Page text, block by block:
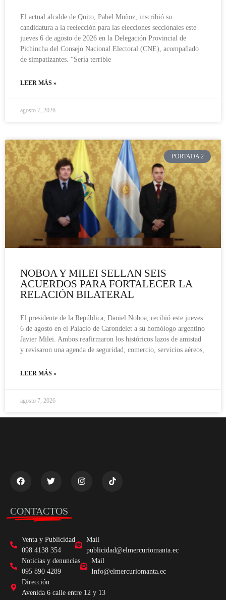
El actual alcalde de Quito, Pabel Muñoz, inscribió su
candidatura a la reelección para las elecciones seccionales este
jueves 6 de agosto de 2026 en la Delegación Provincial de
Pichincha del Consejo Nacional Electoral (CNE), acompañado
de simpatizantes. “Sería terrible
LEER MÁS »
agosto 7, 2026
PORTADA 2
NOBOA Y MILEI SELLAN SEIS
ACUERDOS PARA FORTALECER LA
RELACIÓN BILATERAL
El presidente de la República, Daniel Noboa, recibió este jueves
6 de agosto en el Palacio de Carondelet a su homólogo argentino
Javier Milei. Ambos reafirmaron los históricos lazos de amistad
y revisaron una agenda de seguridad, comercio, servicios aéreos,
LEER MÁS »
agosto 7, 2026
CONTACTOS
Venta y Publicidad
098 4138 354
Mail
publicidad@elmercuriomanta.ec
Noticias y denuncias
095 890 4289
Mail
Info@elmercuriomanta.ec
Dirección
Avenida 6 calle entre 12 y 13